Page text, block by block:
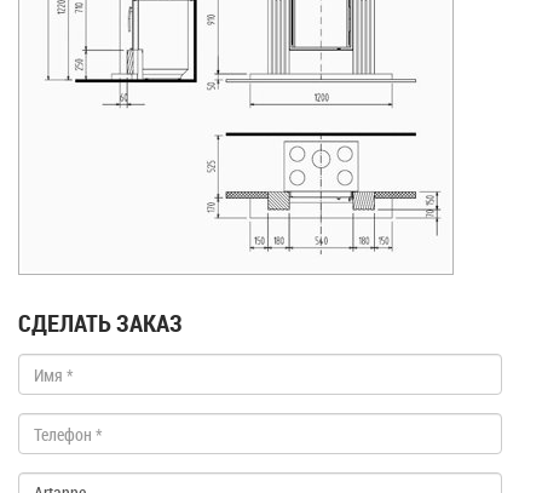
СДЕЛАТЬ ЗАКАЗ